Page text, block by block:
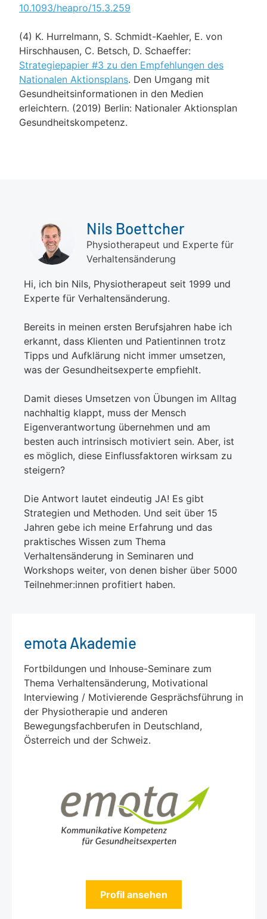
10.1093/heapro/15.3.259
(4) K. Hurrelmann, S. Schmidt-Kaehler, E. von
Hirschhausen, C. Betsch, D. Schaeffer:
Strategiepapier #3 zu den Empfehlungen des
Nationalen Aktionsplans. Den Umgang mit
Gesundheitsinformationen in den Medien
erleichtern. (2019) Berlin: Nationaler Aktionsplan
Gesundheitskompetenz.
Nils Boettcher
Physiotherapeut und Experte für
Verhaltensänderung
Hi, ich bin Nils, Physiotherapeut seit 1999 und
Experte für Verhaltensänderung.
Bereits in meinen ersten Berufsjahren habe ich
erkannt, dass Klienten und Patientinnen trotz
Tipps und Aufklärung nicht immer umsetzen,
was der Gesundheitsexperte empfiehlt.
Damit dieses Umsetzen von Übungen im Alltag
nachhaltig klappt, muss der Mensch
Eigenverantwortung übernehmen und am
besten auch intrinsisch motiviert sein. Aber, ist
es möglich, diese Einflussfaktoren wirksam zu
steigern?
Die Antwort lautet eindeutig JA! Es gibt
Strategien und Methoden. Und seit über 15
Jahren gebe ich meine Erfahrung und das
praktisches Wissen zum Thema
Verhaltensänderung in Seminaren und
Workshops weiter, von denen bisher über 5000
Teilnehmer:innen profitiert haben.
emota Akademie
Fortbildungen und Inhouse-Seminare zum
Thema Verhaltensänderung, Motivational
Interviewing / Motivierende Gesprächsführung in
der Physiotherapie und anderen
Bewegungsfachberufen in Deutschland,
Österreich und der Schweiz.
Profil ansehen